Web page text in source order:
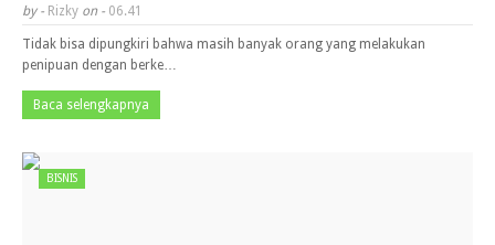
by - Rizky on - 06.41
Tidak bisa dipungkiri bahwa masih banyak orang yang melakukan
penipuan dengan berke…
Baca selengkapnya
BISNIS